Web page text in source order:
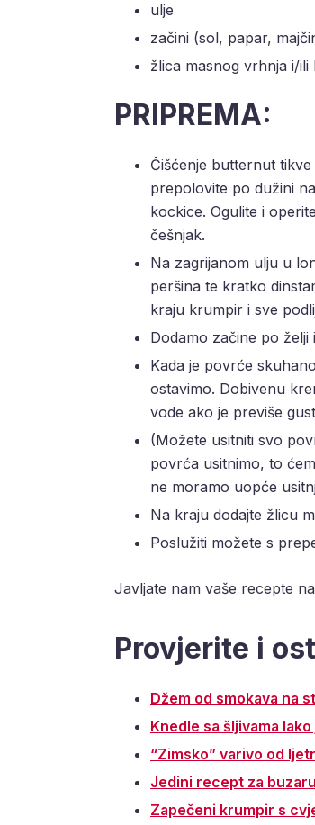
ulje
začini (sol, papar,
žlica masnog vrhnja i/ili
PRIPREMA:
Čišćenje butternut
prepolovite po dužini
kockice. Ogulite i
češnjak.
Na zagrijanom ulju u
peršina te kratko
kraju krumpir i sve
Dodamo začine po
Kada je povrće
ostavimo. Dobivenu
vode ako je previše
(Možete usitniti svo
povrća usitnimo, to
ne moramo uopće
Na kraju dodajte žlicu
Poslužiti možete s
Javljate nam vaše recepte na
Provjerite i
Džem od smokava na
Knedle sa šljivama
“Zimsko” varivo od
Jedini recept za
Zapečeni krumpir s